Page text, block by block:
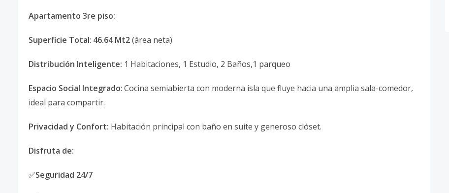
Apartamento 3re piso:
Superficie Total: 46.64 Mt2(área neta)
Distribución Inteligente: 1 Habitaciones, 1 Estudio, 2 Baños,1 parqueo
Espacio Social Integrado: Cocina semiabierta con moderna isla que fluye hacia una amplia sala-comedor,
ideal para compartir.
Privacidad y Confort: Habitación principal con baño en suite y generoso clóset.
Disfruta de:
✅Seguridad 24/7